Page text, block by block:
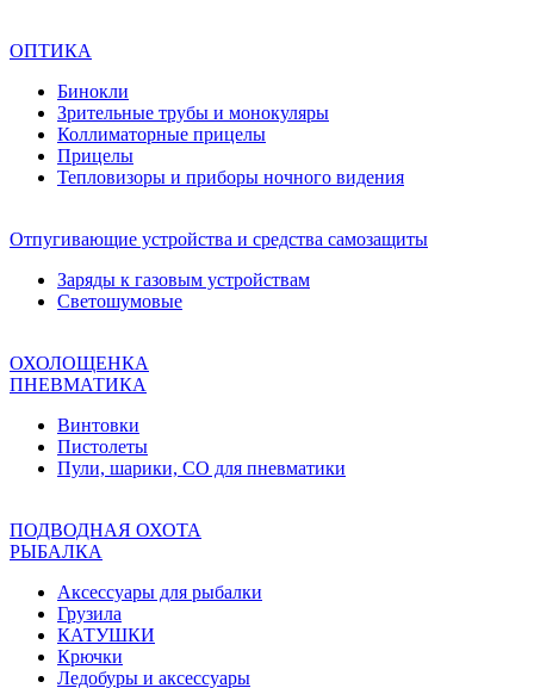
ОПТИКА
Бинокли
Зрительные трубы и монокуляры
Коллиматорные прицелы
Прицелы
Тепловизоры и приборы ночного видения
Отпугивающие устройства и средства самозащиты
Заряды к газовым устройствам
Светошумовые
ОХОЛОЩЕНКА
ПНЕВМАТИКА
Винтовки
Пистолеты
Пули, шарики, СО для пневматики
ПОДВОДНАЯ ОХОТА
РЫБАЛКА
Аксессуары для рыбалки
Грузила
КАТУШКИ
Крючки
Ледобуры и аксессуары